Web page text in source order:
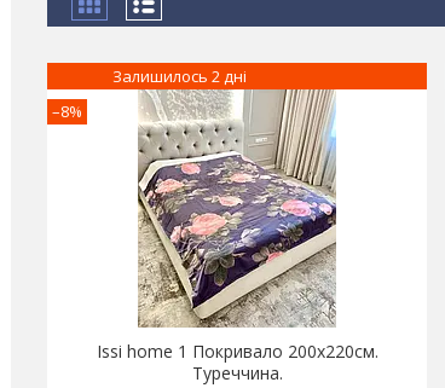
–8%
Залишилось 2 дні
Issi home 1 Покривало 200x220см.
Туреччина.